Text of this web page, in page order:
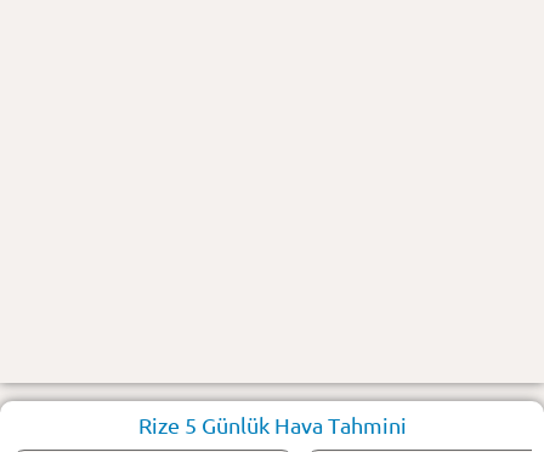
Rize 5 Günlük Hava Tahmini